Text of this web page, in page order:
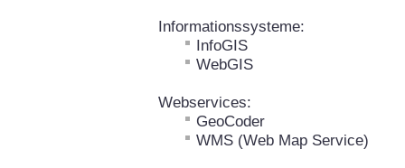
Informationssysteme:
InfoGIS
WebGIS
Webservices:
GeoCoder
WMS (Web Map Service)